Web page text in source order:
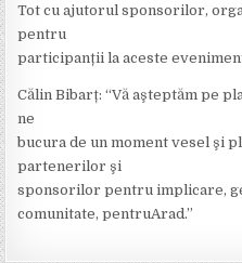
Tot cu ajutorul sponsorilor,
pentru
participanții la aceste
Călin Bibarț: “Vă aşteptăm pe
ne
bucura de un moment vesel şi
partenerilor şi
sponsorilor pentru implicare,
comunitate, pentruArad.”